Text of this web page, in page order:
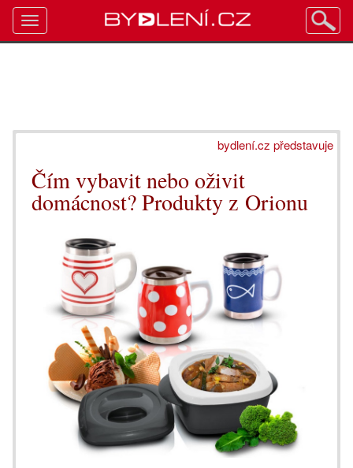
bydlení.cz představuje
Čím vybavit nebo oživit
domácnost? Produkty z Orionu
Toggle
navigation